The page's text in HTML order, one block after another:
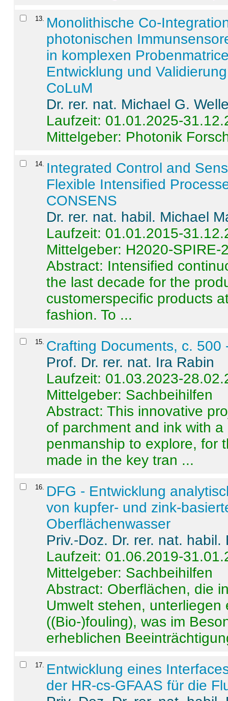
13
Monolithische Co-
photonischen
in komplexen
Entwicklung und
CoLuM
Dr. rer. nat. Michael G.
Laufzeit: 01.01.2025-
Mittelgeber: Photonik
14
Integrated Control and
Flexible Intensified
CONSENS
Dr. rer. nat. habil. Michael
Laufzeit: 01.01.2015-
Mittelgeber: H2020-SPIRE-
Abstract: Intensified
the last decade for the
customerspecific products
fashion. To ...
15 Crafting Documents, c. 500
Prof. Dr. rer. nat. Ira Rabin
Laufzeit: 01.03.2023-
Mittelgeber: Sachbeihilfen
Abstract:This innovative
of parchment and ink with
penmanship to explore, for
made in the key tran ...
16
DFG - Entwicklung
von kupfer- und zink-
Oberflächenwasser
Priv.-Doz. Dr. rer. nat.
Laufzeit: 01.06.2019-
Mittelgeber: Sachbeihilfen
Abstract: Oberflächen, die
Umwelt stehen,
((Bio-)fouling), was im
erheblichen
17
Entwicklung eines
der HR-cs-GFAAS für die